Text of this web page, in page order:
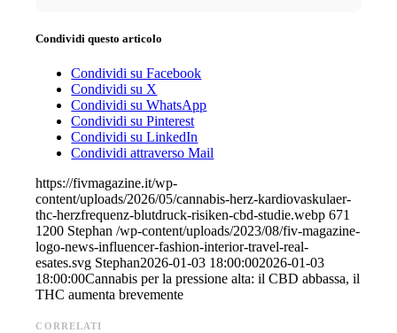
Condividi questo articolo
Condividi su Facebook
Condividi su X
Condividi su WhatsApp
Condividi su Pinterest
Condividi su LinkedIn
Condividi attraverso Mail
https://fivmagazine.it/wp-
content/uploads/2026/05/cannabis-herz-kardiovaskulaer-
thc-herzfrequenz-blutdruck-risiken-cbd-studie.webp 671
1200 Stephan /wp-content/uploads/2023/08/fiv-magazine-
logo-news-influencer-fashion-interior-travel-real-
esates.svg Stephan2026-01-03 18:00:002026-01-03
18:00:00Cannabis per la pressione alta: il CBD abbassa, il
THC aumenta brevemente
CORRELATI